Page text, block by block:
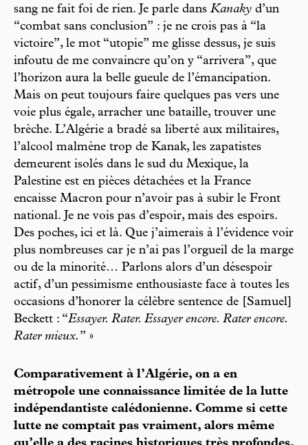
sang ne fait foi de rien. Je parle dans Kanaky d’un
“combat sans conclusion” : je ne crois pas à “la
victoire”, le mot “utopie” me glisse dessus, je suis
infoutu de me convaincre qu’on y “arrivera”, que
l’horizon aura la belle gueule de l’émancipation.
Mais on peut toujours faire quelques pas vers une
voie plus égale, arracher une bataille, trouver une
brèche. L’Algérie a bradé sa liberté aux militaires,
l’alcool malmène trop de Kanak, les zapatistes
demeurent isolés dans le sud du Mexique, la
Palestine est en pièces détachées et la France
encaisse Macron pour n’avoir pas à subir le Front
national. Je ne vois pas d’espoir, mais des espoirs.
Des poches, ici et là. Que j’aimerais à l’évidence voir
plus nombreuses car je n’ai pas l’orgueil de la marge
ou de la minorité… Parlons alors d’un désespoir
actif, d’un pessimisme enthousiaste face à toutes les
occasions d’honorer la célèbre sentence de [Samuel]
Beckett : “Essayer. Rater. Essayer encore. Rater encore.
Rater mieux. ” »
Comparativement à l’Algérie, on a en
métropole une connaissance limitée de la lutte
indépendantiste calédonienne. Comme si cette
lutte ne comptait pas vraiment, alors même